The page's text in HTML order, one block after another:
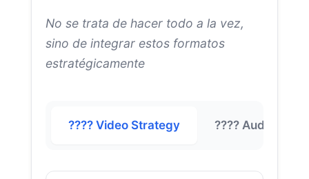
No se trata de hacer todo a la vez,
sino de integrar estos formatos
estratégicamente
???? Video Strategy ????️ Audio